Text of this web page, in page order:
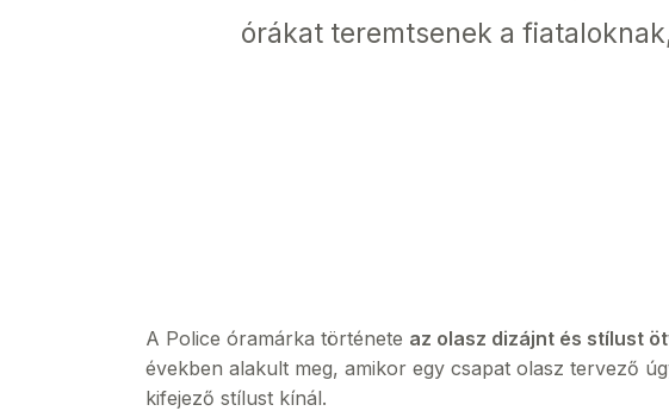
órákat teremtsenek a
A Police óramárka története az olasz dizájnt és stílust
években alakult meg, amikor egy csapat olasz tervező
kifejező stílust kínál.